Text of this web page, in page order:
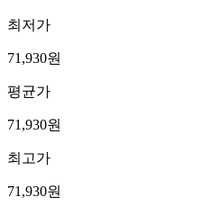
최저가
71,930원
평균가
71,930원
최고가
71,930원